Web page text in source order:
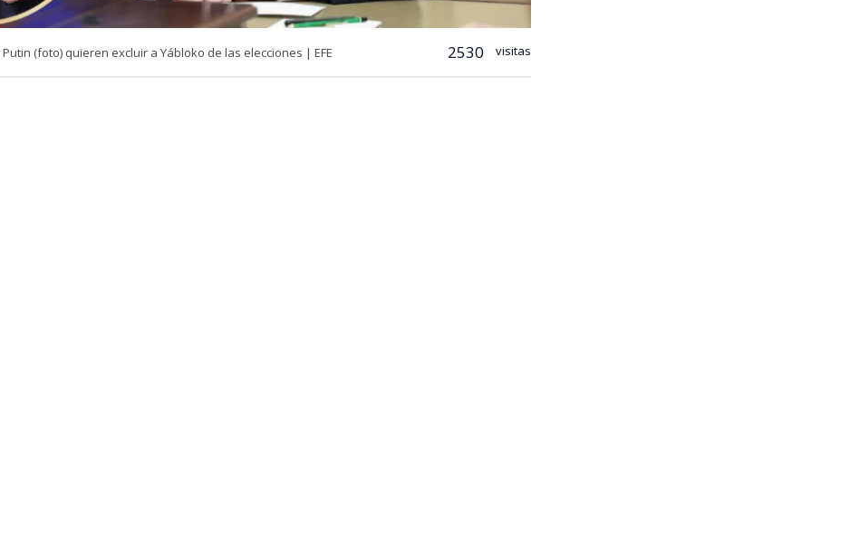
(foto) quieren excluir a Yábloko de las elecciones | EFE 2530 visitas